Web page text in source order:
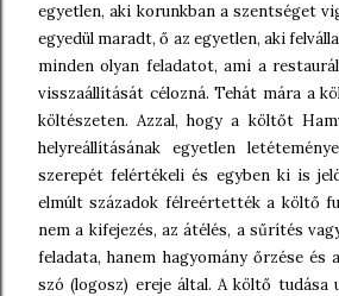
egyetlen, aki korunkban a szentséget
egyedül maradt, ő az egyetlen, aki
minden olyan feladatot, ami a
visszaállítását célozná. Tehát mára a
költészeten. Azzal, hogy a költőt
helyreállításának egyetlen
szerepét felértékeli és egyben ki is
elmúlt századok félreértették a költő
nem a kifejezés, az átélés, a sűrítés
feladata, hanem hagyomány őrzése és
szó (logosz) ereje által. A költő tudása